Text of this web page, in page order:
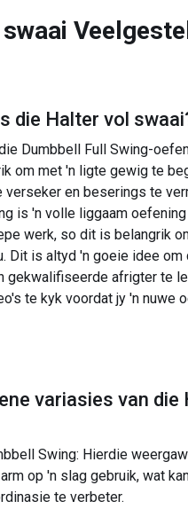
die Halter vol swaai
Dumbbell Full Swing-
om met 'n ligte gewig te
verseker en beserings te
is 'n volle liggaam
werk, so dit is belangrik
Dit is altyd 'n goeie idee om
gekwalifiseerde afrigter te
te kyk voordat jy 'n nuwe
variasies van die
Swing: Hierdie
op 'n slag gebruik, wat
te verbeter.